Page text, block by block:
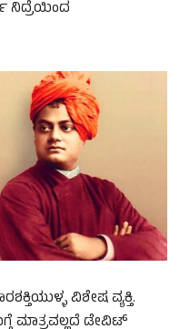
ನಿದ್ರೆಯಿಂದ
ವಿಶೇಷ ವ್ಯಕ್ತಿ.
ಮಾತ್ರವಲ್ಲದೆ ಡೇವಿಟ್